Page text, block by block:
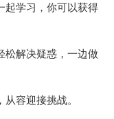
起学习，你可以获得
松解决疑惑，一边做
容迎接挑战。